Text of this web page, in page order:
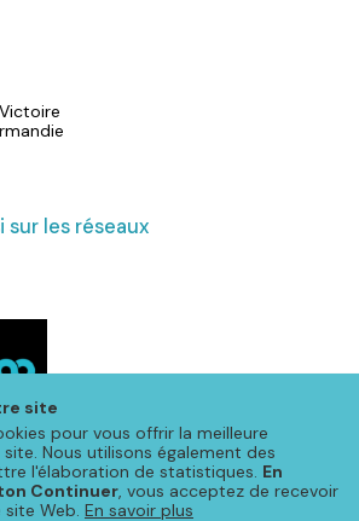
site
pour vous offrir la meilleure
Nous utilisons également des
l'élaboration de statistiques. En
Continuer, vous acceptez de recevoir
Web. En savoir plus
sur les réseaux